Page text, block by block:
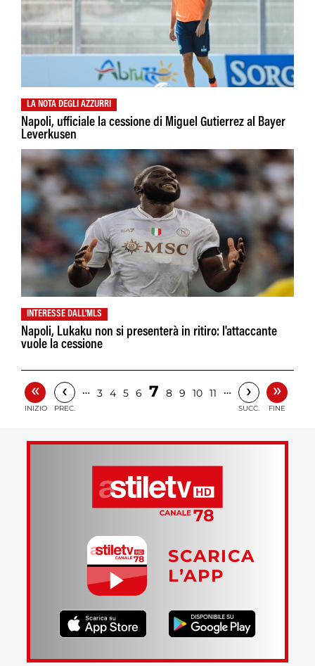
LA NOTA DEGLI AZZURRI
Napoli, ufficiale la cessione di Miguel Gutierrez al Bayer
Leverkusen
INTERESSE DALL'MLS
Napoli, Lukaku non si presenterà in ritiro: l'attaccante
vuole la cessione
«
INIZIO
‹
PREC.
… 3 4 5 6 7 8 9 10 11 … ›
SUCC.
»
FINE
SCARICA
L’APP